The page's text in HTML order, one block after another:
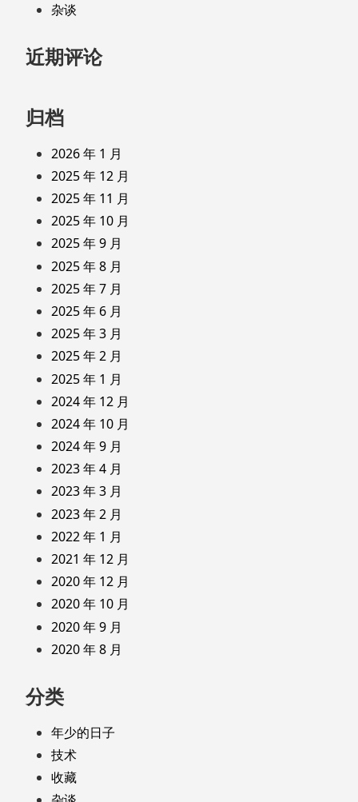
杂谈
近期评论
归档
2026 年 1 月
2025 年 12 月
2025 年 11 月
2025 年 10 月
2025 年 9 月
2025 年 8 月
2025 年 7 月
2025 年 6 月
2025 年 3 月
2025 年 2 月
2025 年 1 月
2024 年 12 月
2024 年 10 月
2024 年 9 月
2023 年 4 月
2023 年 3 月
2023 年 2 月
2022 年 1 月
2021 年 12 月
2020 年 12 月
2020 年 10 月
2020 年 9 月
2020 年 8 月
分类
年少的日子
技术
收藏